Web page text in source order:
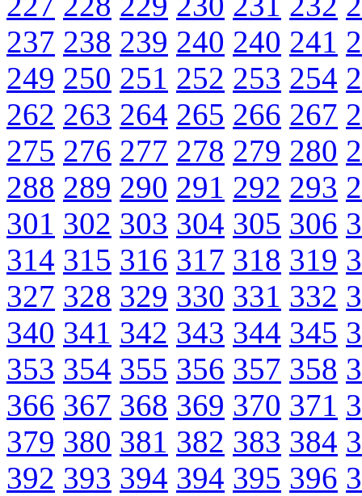
237 238 239 240 240 241
249 250 251 252 253 254
262 263 264 265 266 267
275 276 277 278 279 280
288 289 290 291 292 293
301 302 303 304 305 306
314 315 316 317 318 319
327 328 329 330 331 332
340 341 342 343 344 345
353 354 355 356 357 358
366 367 368 369 370 371
379 380 381 382 383 384
392 393 394 394 395 396